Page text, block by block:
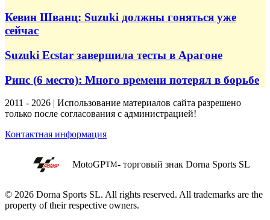
Кевин Шванц: Suzuki должны гоняться уже
сейчас
Suzuki Ecstar завершила тесты в Арагоне
Ринс (6 место): Много времени потерял в борьбе
2011 - 2026 | Использование материалов сайта разрешено
только после согласования с администрацией!
Контактная информация
MotoGPTM- торговый знак Dorna Sports SL
© 2026 Dorna Sports SL. All rights reserved. All trademarks are the
property of their respective owners.